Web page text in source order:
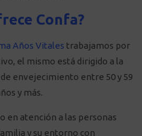
Confa?
Años Vitales trabajamos por
el mismo está dirigido a la
envejecimiento entre 50 y 59
y más.
en atención a las personas
y su entorno con